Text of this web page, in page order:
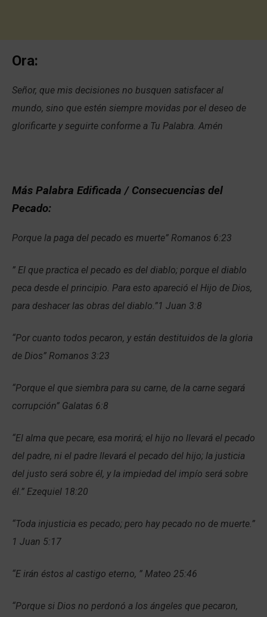
Ora:
Señor, que mis decisiones no busquen satisfacer al
mundo, sino que estén siempre movidas por el deseo de
glorificarte y seguirte conforme a Tu Palabra. Amén
Más Palabra Edificada / Consecuencias del
Pecado:
Porque la paga del pecado es muerte” Romanos 6:23
” El que practica el pecado es del diablo; porque el diablo
peca desde el principio. Para esto apareció el Hijo de Dios,
para deshacer las obras del diablo.”1 Juan 3:8
“Por cuanto todos pecaron, y están destituidos de la gloria
de Dios” Romanos 3:23
“Porque el que siembra para su carne, de la carne segará
corrupción” Galatas 6:8
“El alma que pecare, esa morirá; el hijo no llevará el pecado
del padre, ni el padre llevará el pecado del hijo; la justicia
del justo será sobre él, y la impiedad del impío será sobre
él.” Ezequiel 18:20
“Toda injusticia es pecado; pero hay pecado no de muerte.”
1 Juan 5:17
“E irán éstos al castigo eterno, ” Mateo 25:46
“Porque si Dios no perdonó a los ángeles que pecaron,